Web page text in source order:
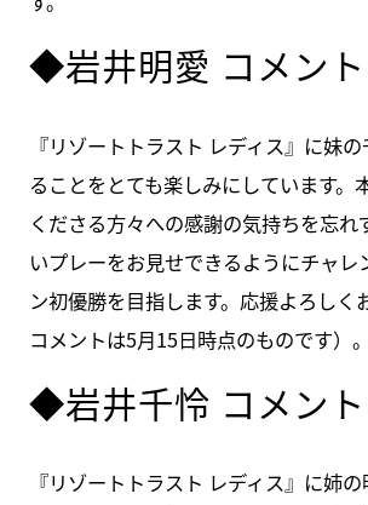
◆岩井明愛 コメント
『リゾートトラスト レディス』に妹
ることをとても楽しみにしています。
くださる方々への感謝の気持ちを忘れ
いプレーをお見せできるようにチャレ
ン初優勝を目指します。応援よろし
コメントは5月15日時点のものです）。
◆岩井千怜 コメント
『リゾートトラスト レディス』に姉